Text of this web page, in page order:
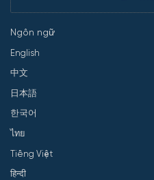
Ngôn ngữ
English
中文
日本語
한국어
ไทย
Tiếng Việt
हिन्दी